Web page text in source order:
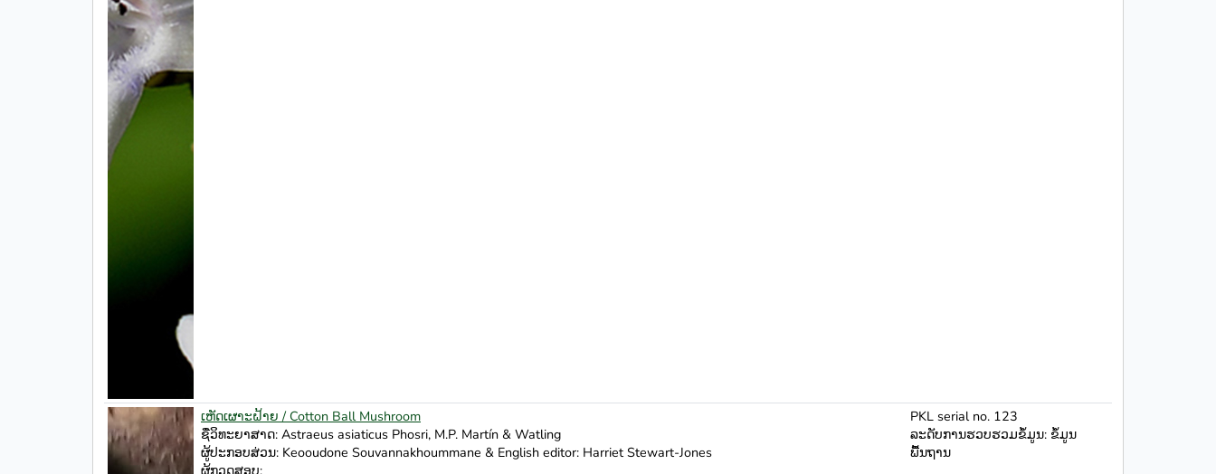
ເຫັດເຜາະຝ້າຍ / Cotton Ball Mushroom
ຊື່ວິທະຍາສາດ: Astraeus asiaticus Phosri, M.P. Martín & Watling
ຜູ້ປະກອບສ່ວນ: Keooudone Souvannakhoummane & English editor: Harriet Stewart-Jones
ຜູ້ກວດສອບ:
PKL serial no. 123
ລະດັບການຮວບຮວມຂໍ້ມູນ: ຂໍ້ມູນ
ພື້ນຖານ